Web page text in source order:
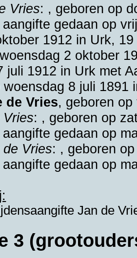
Vries: , geboren op
gedaan op
1912 in Urk,
2 oktober
juli 1912 in Urk met
woensdag 8 juli 1891
de Vries, geboren
: , geboren op
gedaan op
Vries: , geboren
gedaan op
Jan de
3